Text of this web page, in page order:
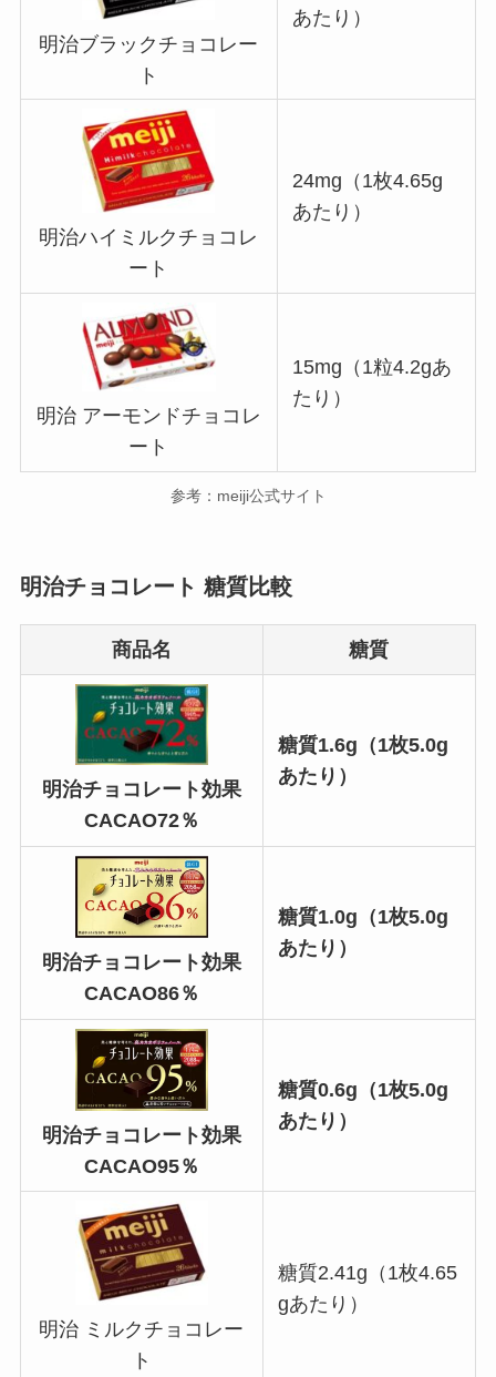
明治ブラックチョコレー
ト
あたり）
明治ハイミルクチョコレ
ート
24mg（1枚4.65g
あたり）
明治 アーモンドチョコレ
ート
15mg（1粒4.2gあ
たり）
参考：meiji公式サイト
明治チョコレート 糖質比較
商品名 糖質
明治チョコレート効果
CACAO72％
糖質1.6g（1枚5.0g
あたり）
明治チョコレート効果
CACAO86％
糖質1.0g（1枚5.0g
あたり）
明治チョコレート効果
CACAO95％
糖質0.6g（1枚5.0g
あたり）
明治 ミルクチョコレー
ト
糖質2.41g（1枚4.65
gあたり）